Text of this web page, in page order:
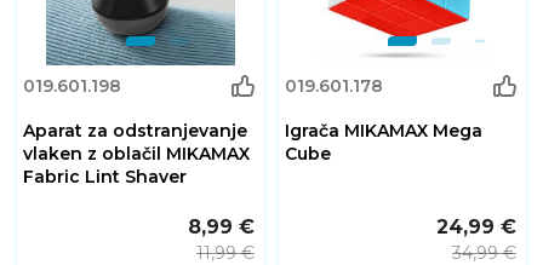
019.601.198
Aparat za odstranjevanje
vlaken z oblačil MIKAMAX
Fabric Lint Shaver
8,99 €
11,99 €
019.601.178
Igrača MIKAMAX Mega
Cube
24,99 €
34,99 €